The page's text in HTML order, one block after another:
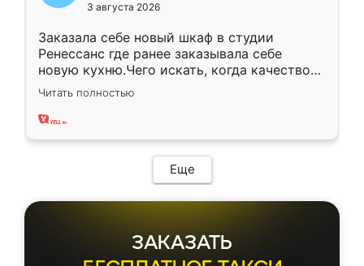
3 августа 2026
Заказала себе новый шкаф в студии
Ренессанс где ранее заказывала себе
новую кухню.Чего искать, когда качеством
вполне довольна. Служит кухня уже почти
два года, нареканий нет.
Читать полностью
Еще
ЗАКАЗАТЬ